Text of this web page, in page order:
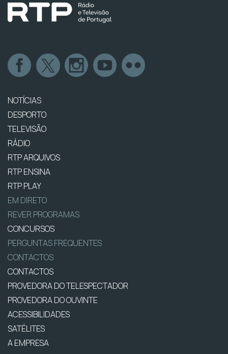
NOTÍCIAS
DESPORTO
TELEVISÃO
RÁDIO
RTP ARQUIVOS
RTP ENSINA
RTP PLAY
EM DIRETO
REVER PROGRAMAS
CONCURSOS
PERGUNTAS FREQUENTES
CONTACTOS
CONTACTOS
PROVEDORA DO TELESPECTADOR
PROVEDORA DO OUVINTE
ACESSIBILIDADES
SATÉLITES
A EMPRESA